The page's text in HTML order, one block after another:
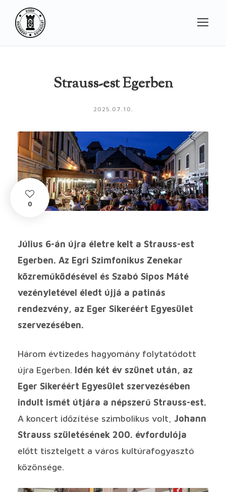
Strauss-est Egerben
2025.07.10.
0
Július 6-án újra életre kelt a Strauss-est
Egerben. Az Egri Szimfonikus Zenekar
közreműködésével és Szabó Sipos Máté
vezényletével éledt újjá a patinás
rendezvény, az Eger Sikeréért Egyesület
szervezésében.
Három évtizedes hagyomány folytatódott
újra Egerben. Idén két év szünet után, az
Eger Sikeréért Egyesület szervezésében
indult ismét útjára a népszerű Strauss-est.
A koncert időzítése szimbolikus volt, Johann
Strauss születésének 200. évfordulója
előtt tisztelgett a város kultúrafogyasztó
közönsége.